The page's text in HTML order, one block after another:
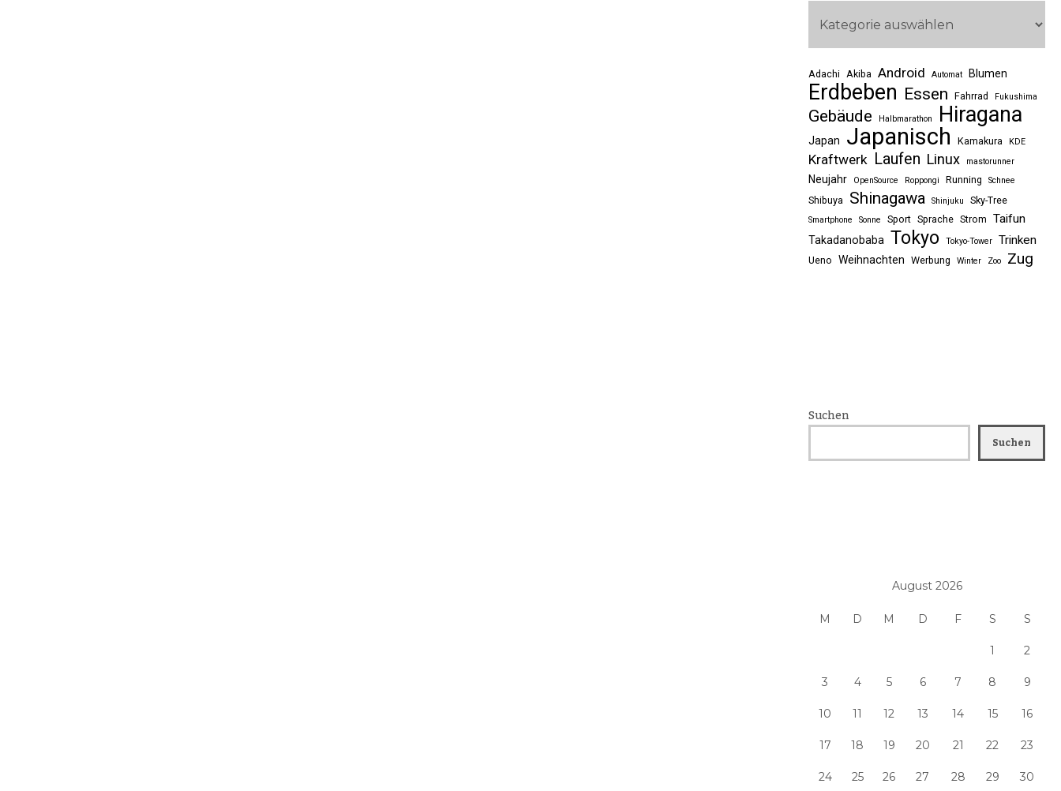
Adachi Akiba Android Automat Blumen
Erdbeben Essen Fahrrad Fukushima
Gebäude Halbmarathon Hiragana
Japan Japanisch Kamakura KDE
Kraftwerk Laufen Linux mastorunner
Neujahr OpenSource Roppongi Running Schnee
Shibuya Shinagawa Shinjuku Sky-Tree
Smartphone Sonne Sport Sprache Strom Taifun
Takadanobaba Tokyo Tokyo-Tower Trinken
Ueno Weihnachten Werbung Winter Zoo Zug
Suchen
Suchen
August 2026
M D M D F S S
1 2
3 4 5 6 7 8 9
10 11 12 13 14 15 16
17 18 19 20 21 22 23
24 25 26 27 28 29 30